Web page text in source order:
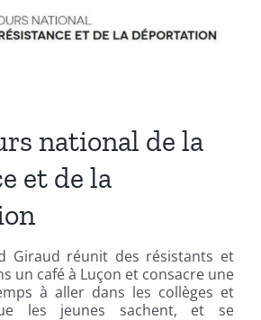
national de la
et de la
Giraud réunit des résistants et
un café à Luçon et consacre une
à aller dans les collèges et
les jeunes sachent, et se